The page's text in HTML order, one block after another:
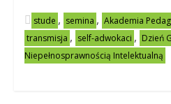
stude , semina , Akademia
transmisja , self-adwokaci , Dzień
Niepełnosprawnością Intelektualną